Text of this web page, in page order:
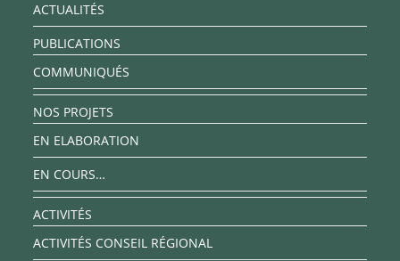
ACTUALITÉS
PUBLICATIONS
COMMUNIQUÉS
NOS PROJETS
EN ELABORATION
EN COURS…
ACTIVITÉS
ACTIVITÉS CONSEIL RÉGIONAL